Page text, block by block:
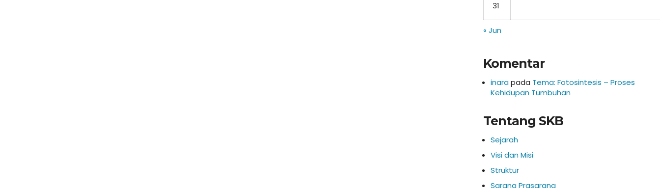
31
« Jun
Komentar
inara pada Tema: Fotosintesis – Proses
Kehidupan Tumbuhan
Tentang SKB
Sejarah
Visi dan Misi
Struktur
Sarana Prasarana